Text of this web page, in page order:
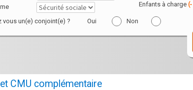
Enfants à charge
vous un(e) conjoint(e) ? Oui Non
CMU complémentaire